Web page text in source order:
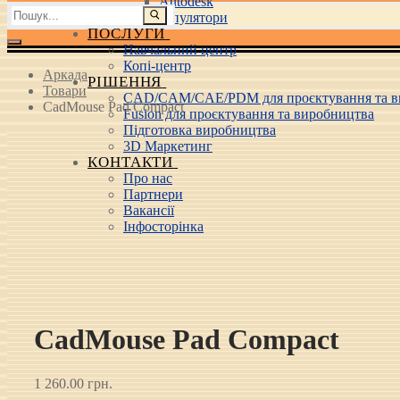
3D маніпулятори
ПОСЛУГИ
Навчальний центр
Копі-центр
РІШЕННЯ
CAD/CAM/CAE/PDM для проєктування та
Fusion для проєктування та виробництва
Підготовка виробництва
3D Маркетинг
КОНТАКТИ
Про нас
Партнери
Вакансії
Інфосторінка
Пошук:
Аркада
Товари
CadMouse Pad Compact
CadMouse Pad Compact
1 260.00 грн.